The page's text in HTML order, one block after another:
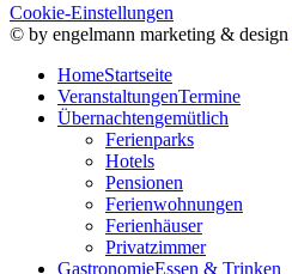
Cookie-Einstellungen
© by engelmann marketing & design
HomeStartseite
VeranstaltungenTermine
Übernachtengemütlich
Ferienparks
Hotels
Pensionen
Ferienwohnungen
Ferienhäuser
Privatzimmer
GastronomieEssen & Trinken